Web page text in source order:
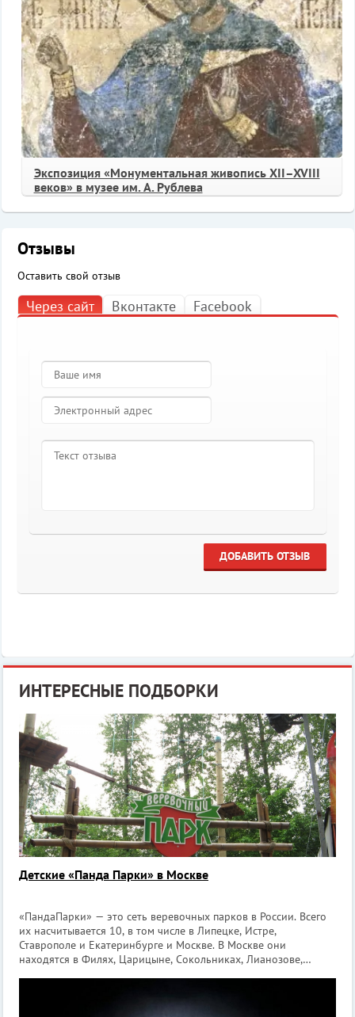
Экспозиция «Монументальная живопись XII–XVIII
веков» в музее им. А. Рублева
Отзывы
Оставить свой отзыв
Через сайт Вконтакте Facebook
ДОБАВИТЬ ОТЗЫВ
ИНТЕРЕСНЫЕ ПОДБОРКИ
Детские «Панда Парки» в Москве
«ПандаПарки» — это сеть веревочных парков в России. Всего
их насчитывается 10, в том числе в Липецке, Истре,
Ставрополе и Екатеринбурге и Москве. В Москве они
находятся в Филях, Царицыне, Сокольниках, Лианозове,